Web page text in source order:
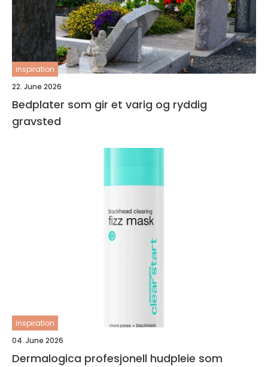
inspiration
22. June 2026
Bedplater som gir et varig og ryddig
gravsted
inspiration
04. June 2026
Dermalogica profesjonell hudpleie som